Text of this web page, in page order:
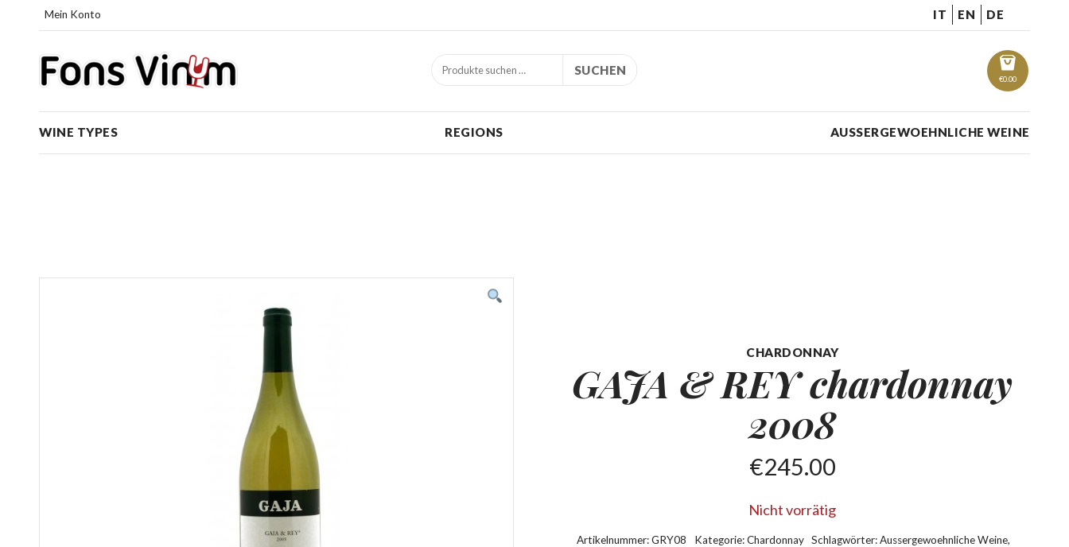
Mein Konto IT EN DE
€0.00
SUCHEN
WINE TYPES REGIONS AUSSERGEWOEHNLICHE WEINE
CHARDONNAY
GAJA & REY chardonnay
2008
€245.00
Nicht vorrätig
Artikelnummer:GRY08 Kategorie:Chardonnay Schlagwörter:Aussergewoehnliche Weine,